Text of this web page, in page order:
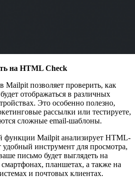
на HTML Check
в Mailpit позволяет проверить, как
отображаться в различных
Это особенно полезно,
рассылки или тестируете,
сложные email-шаблоны.
функции Mailpit анализирует HTML-
удобный инструмент для просмотра,
письмо будет выглядеть на
планшетах, а также на
и почтовых клиентах.